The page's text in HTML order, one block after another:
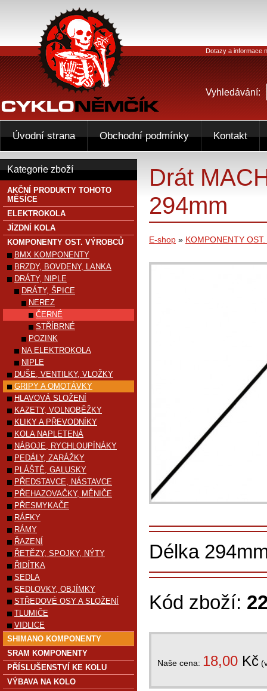
Drát
294mm
E-shop » KOMPONENTY
Délka
Kód zboží:
Naše cena: 18,00 Kč
Kategorie zboží
AKČNÍ PRODUKTY TOHOTO
MĚSÍCE
ELEKTROKOLA
JÍZDNÍ KOLA
KOMPONENTY OST. VÝROBCŮ
BMX KOMPONENTY
BRZDY, BOVDENY, LANKA
DRÁTY, NIPLE
DRÁTY, ŠPICE
NEREZ
ČERNÉ
STŘÍBRNÉ
POZINK
NA ELEKTROKOLA
NIPLE
DUŠE, VENTILKY, VLOŽKY
GRIPY A OMOTÁVKY
HLAVOVÁ SLOŽENÍ
KAZETY, VOLNOBĚŽKY
KLIKY A PŘEVODNÍKY
KOLA NAPLETENÁ
NÁBOJE, RYCHLOUPÍNÁKY
PEDÁLY, ZARÁŽKY
PLÁŠTĚ, GALUSKY
PŘEDSTAVCE, NÁSTAVCE
PŘEHAZOVAČKY, MĚNIČE
PŘESMYKAČE
RÁFKY
RÁMY
ŘAZENÍ
ŘETĚZY, SPOJKY, NÝTY
ŘIDÍTKA
SEDLA
SEDLOVKY, OBJÍMKY
STŘEDOVÉ OSY A SLOŽENÍ
TLUMIČE
VIDLICE
SHIMANO KOMPONENTY
SRAM KOMPONENTY
PŘÍSLUŠENSTVÍ KE KOLU
VÝBAVA NA KOLO
Dotazy a informace
Vyhledávání:
Úvodní strana Obchodní podmínky Kontakt